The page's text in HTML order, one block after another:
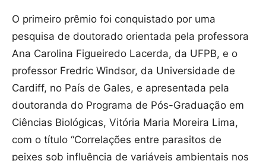
O primeiro prêmio foi conquistado por uma
pesquisa de doutorado orientada pela professora
Ana Carolina Figueiredo Lacerda, da UFPB, e o
professor Fredric Windsor, da Universidade de
Cardiff, no País de Gales, e apresentada pela
doutoranda do Programa de Pós-Graduação em
Ciências Biológicas, Vitória Maria Moreira Lima,
com o título “Correlações entre parasitos de
peixes sob influência de variáveis ambientais nos